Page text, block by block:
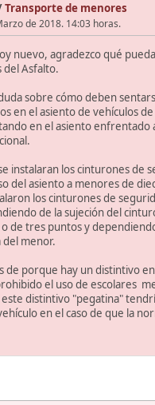
Transporte de menores
de 2018. 14:03 horas.
nuevo, agradezco qué
del Asfalto.
sobre cómo deben
en el asiento de vehículos
en el asiento enfrentado
instalaran los cinturones de
del asiento a menores de
los cinturones de
de la sujeción del
de tres puntos y
menor.
de porque hay un distintivo
el uso de escolares
este distintivo "pegatina"
en el caso de que la